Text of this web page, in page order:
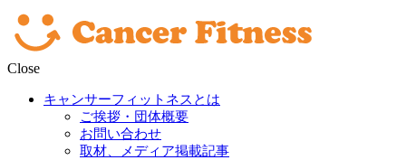
Close
キャンサーフィットネスとは
ご挨拶・団体概要
お問い合わせ
取材、メディア掲載記事